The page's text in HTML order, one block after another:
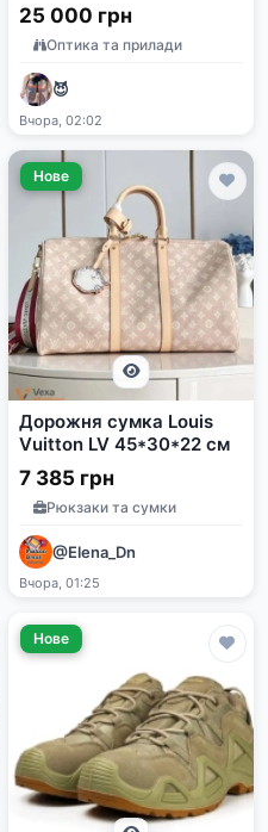
25 000 грн
Оптика та прилади
😈
Вчора, 02:02
Нове
Дорожня сумка Louis
Vuitton LV 45*30*22 см
7 385 грн
Рюкзаки та сумки
@Elena_Dn
Вчора, 01:25
Нове